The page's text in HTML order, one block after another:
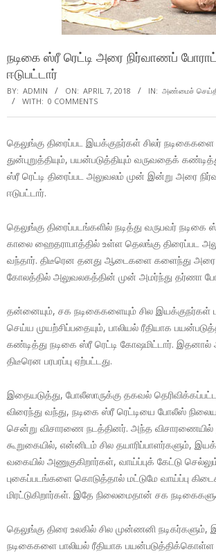
நடிகை ஸ்ரீ ரெட்டி அரை நிர்வாணப்
ஈடுபட்டார்
BY: ADMIN ON: APRIL 7, 2018 IN: அண்மைச்
WITH: 0 COMMENTS
தெலுங்கு திரைப்பட இயக்குநர்கள் சிலர் நடிகைகளை
துன்புறுத்தியும், பயன்படுத்தியும் வருவதைக்
ஸ்ரீ ரெட்டி திரைப்பட அலுவலம் முன் இன்று அரை
ஈடுபட்டார்.
தெலுங்கு திரைப்படங்களில் நடித்து வருபவர் நடிகை
காலை ஹைதராபாத்தில் உள்ள தெலங்கு திரைப்பட
வந்தார். திடீரென தனது ஆடைகளை களைந்து அரை
கோலத்தில் அலுவலகத்தின் முன் அமர்ந்து தர்ணா
தன்னையும், சக நடிகைகளையும் சில இயக்குநர்கள்
செய்ய முயற்சிப்பதையும், பாலியல் ரீதியாக
கண்டித்து நடிகை ஸ்ரீ ரெட்டி கோஷமிட்டார்.
திடீரென பரபரப்பு ஏற்பட்டது.
இதையடுத்து, போலீஸாருக்கு தகவல்
விரைந்து வந்து, நடிகை ஸ்ரீ ரெட்டியை போலீஸ்
சென்று விசாரணை நடத்தினர். அந்த விசாரணையில்
கூறுகையில், என்னிடம் சில தயாரிப்பாளர்களும்,
வகையில் அணுகுகிறார்கள், வாய்ப்புக் கேட்டு
புகைப்படங்களை கொடுத்தால் மட்டுமே வாய்ப்பு
மிரட்டுகிறார்கள். இதே நிலைமைதான் சக
தெலுங்கு திரை உலகில் சில முன்ணனி நடிகர்களும்,
நடிகைகளை பாலியல் ரீதியாக பயன்படுத்திக்கொள்ள